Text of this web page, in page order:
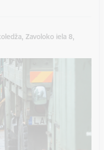
Zavoloko iela 8,